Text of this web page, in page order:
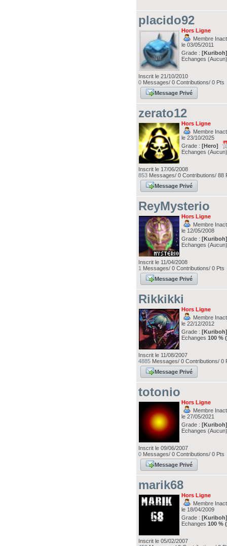
placido92
Hors Ligne
Membre
le 03/05/2011
Grade :
Echanges
Inscrit le 21/10/2010
0 Messages/ 0 Contributions/ 0 Pts
Message Privé
zerato12
Hors Ligne
Membre
le 23/10/2025
Grade :[Hero]
Echanges
Inscrit le 17/06/2008
853 Messages/ 0 Contributions/ 88
Message Privé
ReyMysterio
Hors Ligne
Membre
le 12/05/2008
Grade :
Echanges
Inscrit le 11/04/2008
1 Messages/ 0 Contributions/ 0 Pts
Message Privé
Rikkikki
Hors Ligne
Membre
le 22/12/2012
Grade :
Echanges100 % (
Inscrit le 11/08/2007
4885 Messages/ 0 Contributions/ 0
Message Privé
totonio
Hors Ligne
Membre
le 27/05/2021
Grade :
Echanges
Inscrit le 09/06/2007
0 Messages/ 0 Contributions/ 0 Pts
Message Privé
marik68
Hors Ligne
Membre
le 18/04/2009
Grade :
Echanges100 % (
Inscrit le 05/02/2007